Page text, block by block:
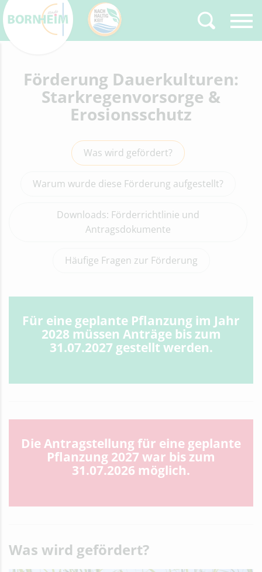
Zurück
Type 2 or more
characters for results.
Förderung Dauerkulturen:
Starkregenvorsorge &
Erosionsschutz
Was wird gefördert?
Warum wurde diese Förderung aufgestellt?
Downloads: Förderrichtlinie und
Antragsdokumente
Häufige Fragen zur Förderung
Für eine geplante Pflanzung im Jahr
2028 müssen Anträge bis zum
31.07.2027 gestellt werden.
Die Antragstellung für eine geplante
Pflanzung 2027 war bis zum
31.07.2026 möglich.
Was wird gefördert?